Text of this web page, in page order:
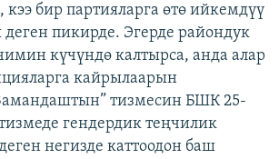
сайттары
бир партияларга өтө ийкемдүү
пикирде. Эгерде райондук
күчүндө калтырса, анда алар
кайрылаарын
тизмесин БШК 25-
гендердик теңчилик
негизде каттоодон баш